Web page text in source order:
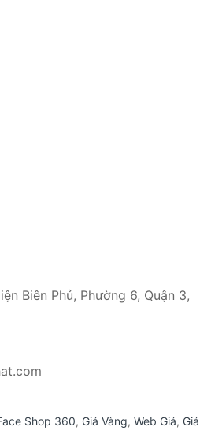
Biên Phủ, Phường 6, Quận 3,
Shop 360, Giá Vàng, Web Giá, Giá